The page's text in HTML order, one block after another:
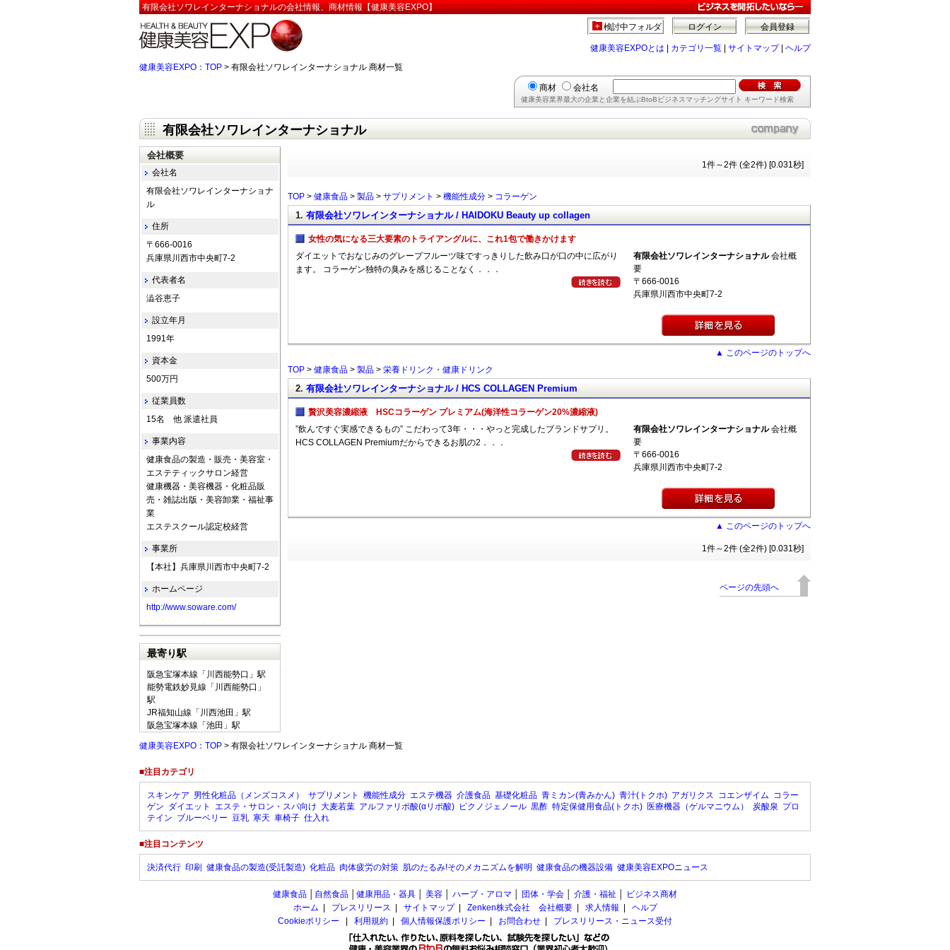
有限会社ソワレインターナショナルの会社情報、商材情報【健康美容EXPO】
会員登録
ログイン
検討中フォルダ
健康美容EXPOとは カテゴリ一覧 サイトマップ| ヘルプ
健康美容EXPO：TOP > 有限会社ソワレインターナショナル 商材一覧
商材 会社名
健康美容業界最大の企業と企業を結ぶBtoBビジネスマッチングサイト キーワード検索
有限会社ソワレインターナショナル
1件～2件 (全2件) [0.031秒]
TOP > 健康食品 > 製品 > サプリメント > 機能性成分 > コラーゲン
1. 有限会社ソワレインターナショナル / HAIDOKU Beauty up collagen
女性の気になる三大要素のトライアングルに、これ1包で働きかけます
ダイエットでおなじみのグレープフルーツ味ですっきりした飲み口が口の中に広がり
ます。 コラーゲン独特の臭みを感じることなく．．．
有限会社ソワレインターナショナル会社概
要
〒666-0016
兵庫県川西市中央町7-2
▲ このページのトップへ
TOP > 健康食品 > 製品 > 栄養ドリンク・健康ドリンク
2. 有限会社ソワレインターナショナル / HCS COLLAGEN Premium
贅沢美容濃縮液 HSCコラーゲン プレミアム(海洋性コラーゲン20%濃縮液)
”飲んですぐ実感できるもの” こだわって3年・・・やっと完成したブランドサプリ。
HCS COLLAGEN Premiumだからできるお肌の2．．．
有限会社ソワレインターナショナル会社概
要
〒666-0016
兵庫県川西市中央町7-2
▲ このページのトップへ
1件～2件 (全2件) [0.031秒]
ページの先頭へ
会社概要
会社名
有限会社ソワレインターナショナ
ル
住所
〒666-0016
兵庫県川西市中央町7-2
代表者名
澁谷恵子
設立年月
1991年
資本金
500万円
従業員数
15名 他 派遣社員
事業内容
健康食品の製造・販売・美容室・
エステティックサロン経営
健康機器・美容機器・化粧品販
売・雑誌出版・美容卸業・福祉事
業
エステスクール認定校経営
事業所
【本社】兵庫県川西市中央町7-2
ホームページ
http://www.soware.com/
最寄り駅
阪急宝塚本線「川西能勢口」駅
能勢電鉄妙見線「川西能勢口」
駅
JR福知山線「川西池田」駅
阪急宝塚本線「池田」駅
健康美容EXPO：TOP > 有限会社ソワレインターナショナル 商材一覧
■注目カテゴリ
スキンケア 男性化粧品（メンズコスメ） サプリメント 機能性成分 エステ機器 介護食品 基礎化粧品 青ミカン(青みかん) 青汁(トクホ) アガリクス コエンザイム コラー
ゲン ダイエット エステ・サロン・スパ向け 大麦若葉 アルファリポ酸(αリポ酸) ピクノジェノール 黒酢 特定保健用食品(トクホ) 医療機器（ゲルマニウム） 炭酸泉 プロ
テイン ブルーベリー 豆乳 寒天 車椅子 仕入れ
■注目コンテンツ
決済代行 印刷 健康食品の製造(受託製造) 化粧品 肉体疲労の対策 肌のたるみ!そのメカニズムを解明 健康食品の機器設備 健康美容EXPOニュース
健康食品 自然食品 健康用品・器具 美容 ハーブ・アロマ 団体・学会 介護・福祉
ビジネス商材
ホーム
プレスリリース サイトマップ| Zenken株式会社 会社概要| 求人情報
ヘルプ
Cookieポリシー
利用規約 個人情報保護ポリシー お問合わせ プレスリリース・ニュース受付